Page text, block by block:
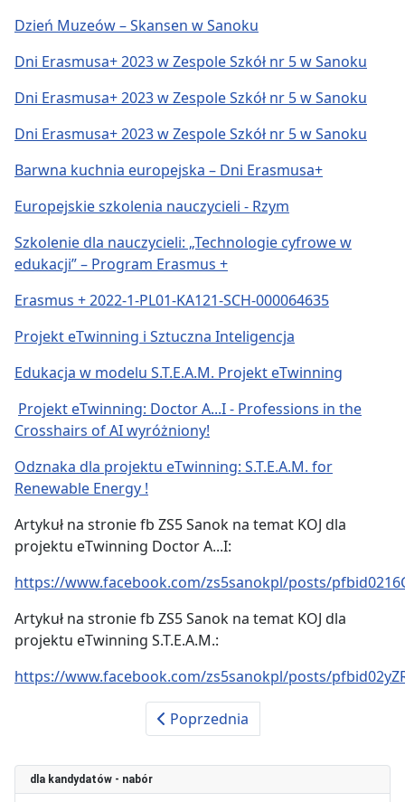
Dzień Muzeów – Skansen w Sanoku
Dni Erasmusa+ 2023 w Zespole Szkół nr 5 w Sanoku
Dni Erasmusa+ 2023 w Zespole Szkół nr 5 w Sanoku
Dni Erasmusa+ 2023 w Zespole Szkół nr 5 w Sanoku
Barwna kuchnia europejska – Dni Erasmusa+
Europejskie szkolenia nauczycieli - Rzym
Szkolenie dla nauczycieli: „Technologie cyfrowe w
edukacji” – Program Erasmus +
Erasmus + 2022-1-PL01-KA121-SCH-000064635
Projekt eTwinning i Sztuczna Inteligencja
Edukacja w modelu S.T.E.A.M. Projekt eTwinning
Projekt eTwinning: Doctor A...I - Professions in the
Crosshairs of AI wyróżniony!
Odznaka dla projektu eTwinning: S.T.E.A.M. for
Renewable Energy !
Artykuł na stronie fb ZS5 Sanok na temat KOJ dla
projektu eTwinning Doctor A...I:
https://www.facebook.com/zs5sanokpl/posts/
Artykuł na stronie fb ZS5 Sanok na temat KOJ dla
projektu eTwinning S.T.E.A.M.:
https://www.facebook.com/zs5sanokpl/posts/
Poprzednia
dla kandydatów - nabór